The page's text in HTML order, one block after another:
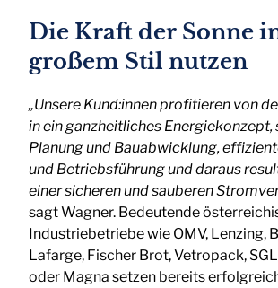
Die Kraft der Sonne
großem Stil nutzen
„Unsere Kund:innen profitieren von
in ein ganzheitliches
Planung und Bauabwicklung,
und Betriebsführung und daraus
einer sicheren und sauberen
sagt Wagner. Bedeutende
Industriebetriebe wie OMV, Lenzing,
Lafarge, Fischer Brot, Vetropack,
oder Magna setzen bereits